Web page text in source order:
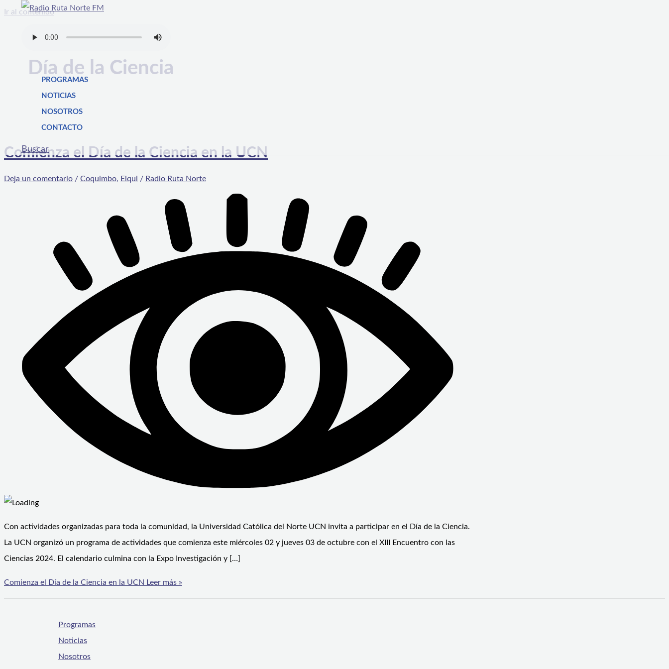
Ir al contenido
PROGRAMAS
NOTICIAS
NOSOTROS
CONTACTO
Buscar
Día de la Ciencia
Comienza el Día de la Ciencia en la UCN
Deja un comentario / Coquimbo, Elqui / Radio Ruta Norte
Con actividades organizadas para toda la comunidad, la Universidad Católica del Norte UCN invita a participar en el Día de la Ciencia.
La UCN organizó un programa de actividades que comienza este miércoles 02 y jueves 03 de octubre con el XIII Encuentro con las
Ciencias 2024. El calendario culmina con la Expo Investigación y […]
Comienza el Día de la Ciencia en la UCN Leer más »
Programas
Noticias
Nosotros